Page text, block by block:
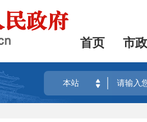
首页 市
本站